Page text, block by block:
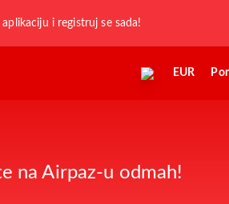
i registruj se sada!
EUR
na Airpaz-u odmah!